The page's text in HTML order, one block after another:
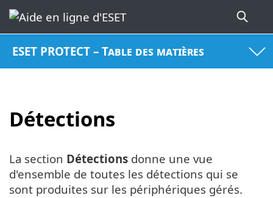
ESET PROTECT – Table des matières
Détections
La section Détections donne une vue
d'ensemble de toutes les détections qui se
sont produites sur les périphériques gérés.